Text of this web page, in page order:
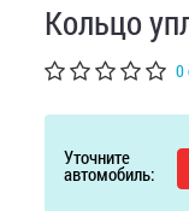
Кольцо
0
Уточните
автомобиль: